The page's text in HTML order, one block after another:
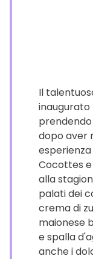
Il
inaugurato
prendendo
dopo aver
Cocottes
alla
palati dei
crema di
maionese
e spalla
anche i